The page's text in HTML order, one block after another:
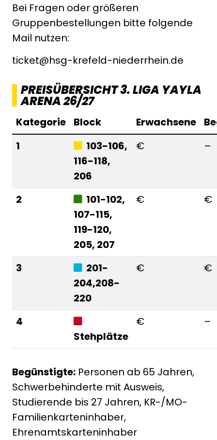
Bei Fragen oder größeren
Gruppenbestellungen bitte folgende
Mail nutzen:
ticket@hsg-krefeld-niederrhein.de
PREISÜBERSICHT 3. LIGA YAYLA
ARENA 26/27
Kategorie Block Erwachsene
1
103-106,
116-118,
206
€ –
2
101-102,
107-115,
119-120,
205, 207
€ €
3
201-
204,208-
220
€ €
4
Stehplätze
€ –
Begünstigte: Personen ab 65 Jahren,
Schwerbehinderte mit Ausweis,
Studierende bis 27 Jahren, KR-/MO-
Familienkarteninhaber,
Ehrenamtskarteninhaber